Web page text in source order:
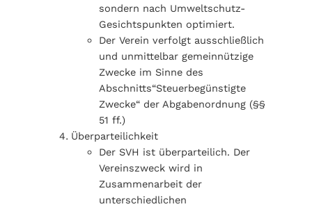
sondern nach Umweltschutz-
Gesichtspunkten optimiert.
Der Verein verfolgt ausschließlich
und unmittelbar gemeinnützige
Zwecke im Sinne des
Abschnitts“Steuerbegünstigte
Zwecke“ der Abgabenordnung (§§
51 ff.)
Überparteilichkeit
Der SVH ist überparteilich. Der
Vereinszweck wird in
Zusammenarbeit der
unterschiedlichen